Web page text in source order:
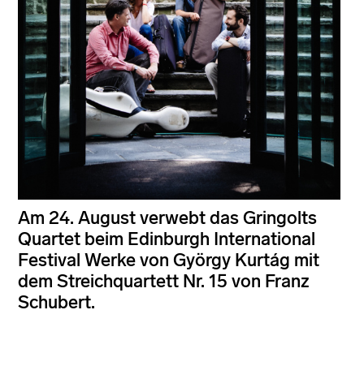
Am 24. August verwebt das Gringolts
Quartet beim Edinburgh International
Festival Werke von György Kurtág mit
dem Streichquartett Nr. 15 von Franz
Schubert.